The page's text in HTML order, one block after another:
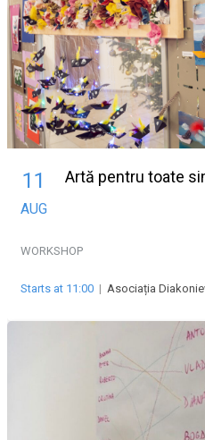
11
AUG
Artă pentru toate
WORKSHOP
Starts at 11:00 | Asociația